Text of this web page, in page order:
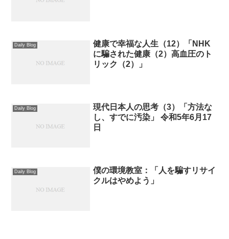
Daily Blog
健康で幸福な人生（12）「NHK
に騙された健康（2）高血圧のト
リック（2）」
Daily Blog
現代日本人の思考（3）「方法な
し、すでに汚染」 令和5年6月17
日
Daily Blog
僕の環境教室：「人を騙すリサイ
クルはやめよう」